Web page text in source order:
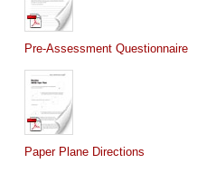
Pre-Assessment Questionnaire
Paper Plane Directions